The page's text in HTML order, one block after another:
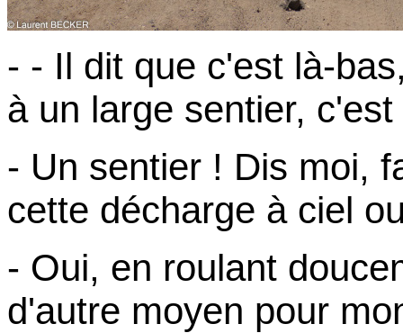
- - Il dit que c'est là-
à un large sentier,
- Un sentier ! Dis moi,
cette décharge à ciel
- Oui, en roulant
d'autre moyen pour